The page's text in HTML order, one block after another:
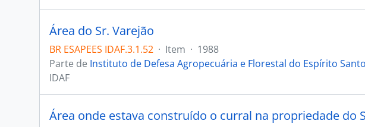
Área do Sr. Varejão
BR ESAPEES IDAF.3.1.52 · Item · 1988
Parte de Instituto de Defesa Agropecuária e Florestal do Espírito Santo
IDAF
Área onde estava construído o curral na propriedade do